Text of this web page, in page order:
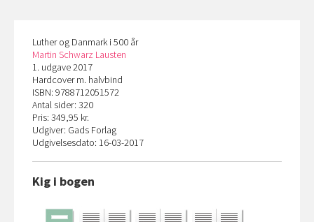
Luther og Danmark i 500 år
Martin Schwarz Lausten
1. udgave 2017
Hardcover m. halvbind
ISBN: 9788712051572
Antal sider: 320
Pris: 349,95 kr.
Udgiver: Gads Forlag
Udgivelsesdato: 16-03-2017
Kig i bogen